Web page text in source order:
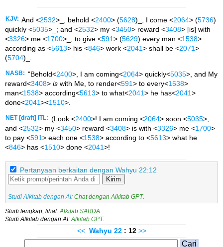
KJV: And <2532>_, behold <2400> (5628)_, I come <2064> (5736)
quickly <5035>_; and <2532> my <3450> reward <3408> [is] with
<3326> me <1700>_, to give <591> (5629) every man <1538>
according as <5613> his <846> work <2041> shall be <2071>
(5704)_.
NASB: "Behold<2400>, I am coming<2064> quickly<5035>, and My
reward<3408> is with Me, to render<591> to every<1538>
man<1538> according<5613> to what<2041> he has<2041>
done<2041><1510>.
NET [draft] ITL: (Look <2400>! I am coming <2064> soon <5035>,
and <2532> my <3450> reward <3408> is with <3326> me <1700>
to pay <591> each one <1538> according to <5613> what he
<846> has <1510> done <2041>!
Pertanyaan berkaitan dengan Wahyu 22:12
Kirim
Studi Alkitab dengan AI: Chat dengan Alkitab GPT.
Studi lengkap, lihat: Alkitab SABDA
Studi Alkitab dengan AI: Alkitab GPT.
<< Wahyu 22 : 12 >>